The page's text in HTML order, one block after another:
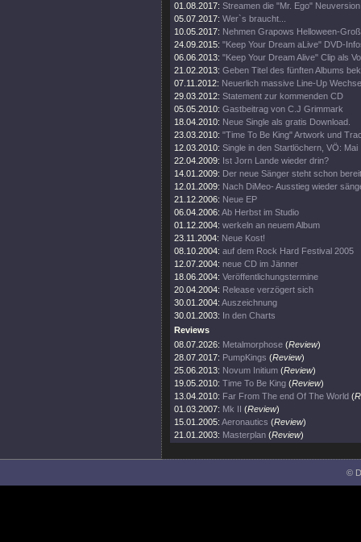
01.08.2017: Streamen die "Mr. Ego" Neuversion
05.07.2017: Wer`s braucht...
10.05.2017: Nehmen Grapows Helloween-
24.09.2015: "Keep Your Dream aLive" DVD-
06.06.2013: "Keep Your Dream Alive" Clip als
21.02.2013: Geben Titel des fünften Albums
07.11.2012: Neuerlich massive Line-Up
29.03.2012: Statement zur kommenden CD
05.05.2010: Gastbeitrag von C.J Grimmark
18.04.2010: Neue Single als gratis Download.
23.03.2010: "Time To Be King" Artwork und
12.03.2010: Single in den Startlöchern, VÖ: Mai
22.04.2009: Ist Jorn Lande wieder drin?
14.01.2009: Der neue Sänger steht schon
12.01.2009: Nach DiMeo- Ausstieg wieder
21.12.2006: Neue EP
06.04.2006: Ab Herbst im Studio
01.12.2004: werkeln an neuem Album
23.11.2004: Neue Kost!
08.10.2004: auf dem Rock Hard Festival 2005
12.07.2004: neue CD im Jänner
18.06.2004: Veröffentlichungstermine
20.04.2004: Release verzögert sich
30.01.2004: Auszeichnung
30.01.2003: In den Charts
Reviews
08.07.2026: Metalmorphose (Review)
28.07.2017: PumpKings (Review)
25.06.2013: Novum Initium (Review)
19.05.2010: Time To Be King (Review)
13.04.2010: Far From The end Of The World (
01.03.2007: Mk II (Review)
15.01.2005: Aeronautics (Review)
21.01.2003: Masterplan (Review)
©